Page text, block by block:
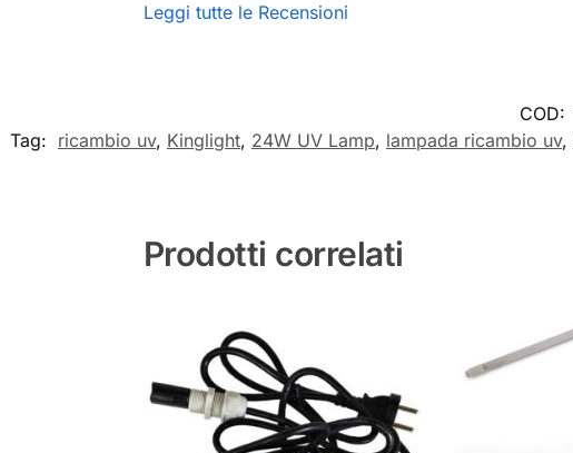
Leggi tutte le Recensioni
COD:
Tag: ricambio uv, Kinglight, 24W UV Lamp, lampada ricambio uv,
Prodotti correlati